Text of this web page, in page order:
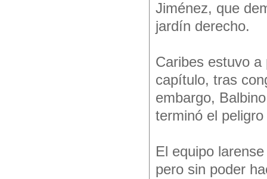
Jiménez, que
jardín derecho.
Caribes estuvo
capítulo, tras
embargo,
terminó el
El equipo
pero sin poder